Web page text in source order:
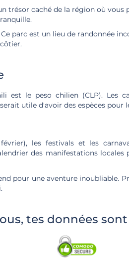
trésor caché de la région où
Ce parc est un lieu de randonnée
est le peso chilien (CLP). Les
utile d'avoir des espèces
les festivals et les
des manifestations
pour une aventure inoubliable.
tes données